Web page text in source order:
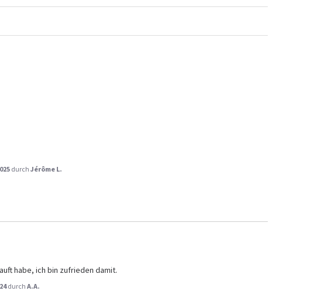
durchJérôme L.
habe, ich bin zufrieden damit.
durchA.A.